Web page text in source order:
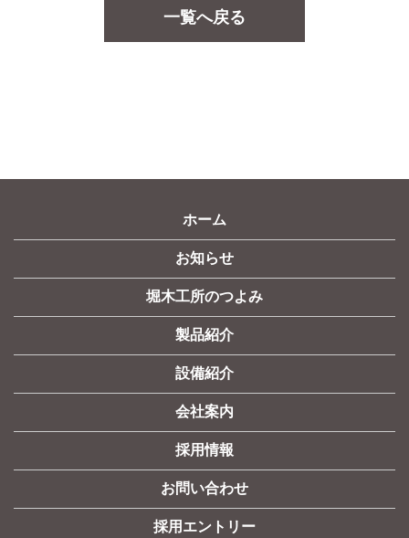
一覧へ戻る
ホーム
お知らせ
堀木工所のつよみ
製品紹介
設備紹介
会社案内
採用情報
お問い合わせ
採用エントリー